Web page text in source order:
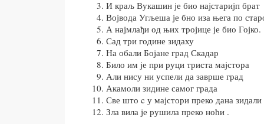
И краљ Вукашин је био најстаријп брат
Војвода Угљеша је бно иза њега по
А најмлађи од њих тројице је био Гојко.
Сад три године зидаху
На обали Бојане град Скадар
Било им је при руци триста мајстора
Али нису ни успели да заврше град
Акамоли зидине самог града
Све што c у мајстори преко дана зидали
Зла вила је рушила преко ноћи .